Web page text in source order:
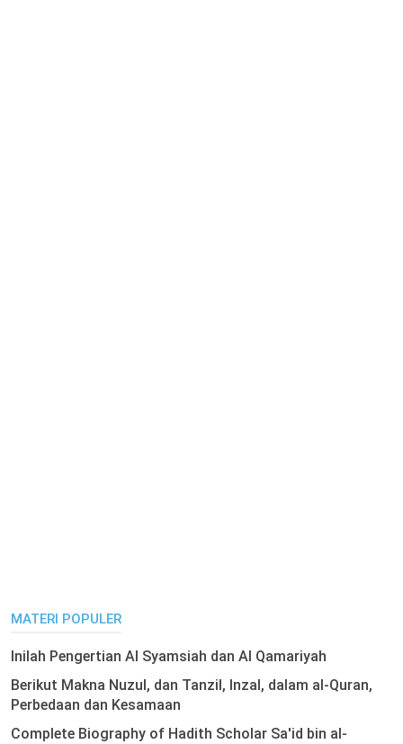
MATERI POPULER
Inilah Pengertian Al Syamsiah dan Al Qamariyah
Berikut Makna Nuzul, dan Tanzil, Inzal, dalam al-Quran,
Perbedaan dan Kesamaan
Complete Biography of Hadith Scholar Sa'id bin al-